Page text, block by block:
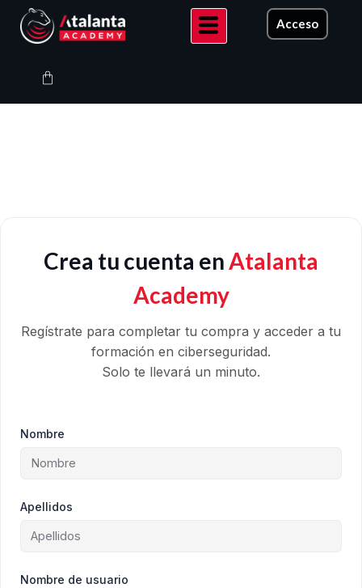
contenido
Acceso
Carrito
Crea tu cuenta enAtalanta
Academy
Regístrate para completar tu compra y acceder a tu
formación en ciberseguridad.
Solo te llevará un minuto.
Nombre
Apellidos
Nombre de usuario